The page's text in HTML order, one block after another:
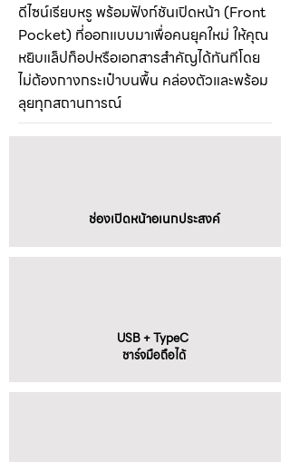
ดีไซน์เรียบหรู พร้อมฟังก์ชันเปิดหน้า (Front
Pocket) ที่ออกแบบมาเพื่อคนยุคใหม่ ให้คุณ
หยิบแล็ปท็อปหรือเอกสารสำคัญได้ทันทีโดย
ไม่ต้องกางกระเป๋าบนพื้น คล่องตัวและพร้อม
ลุยทุกสถานการณ์
ช่องเปิดหน้าอเนกประสงค์
USB + TypeC
ชาร์จมือถือได้